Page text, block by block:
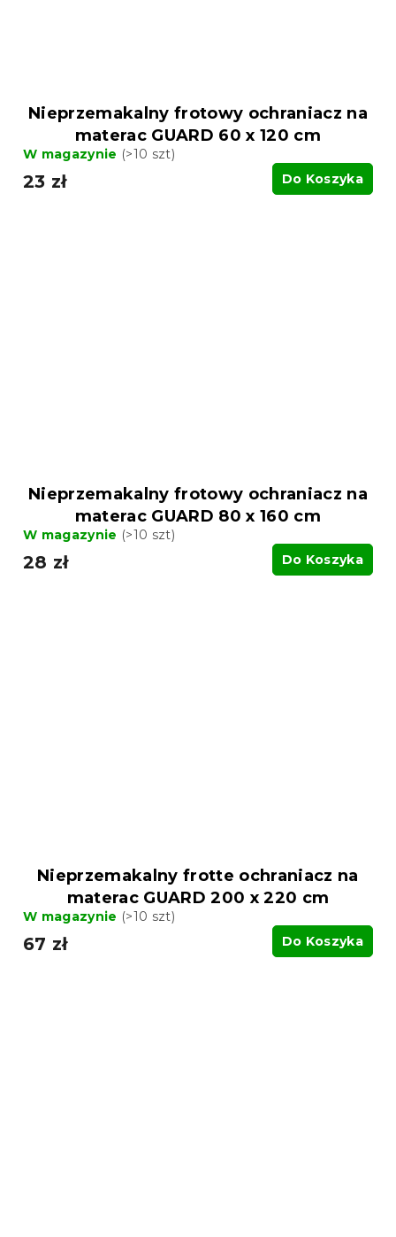
Nieprzemakalny frotowy ochraniacz na
materac GUARD 60 x 120 cm
W magazynie (>10 szt)
23 zł Do Koszyka
Nieprzemakalny frotowy ochraniacz na
materac GUARD 80 x 160 cm
W magazynie (>10 szt)
28 zł Do Koszyka
Nieprzemakalny frotte ochraniacz na
materac GUARD 200 x 220 cm
W magazynie (>10 szt)
67 zł Do Koszyka